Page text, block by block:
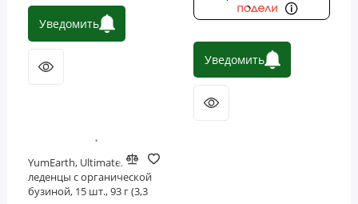
Уведомить
Уведомить
YumEarth, Ultimate,
леденцы с органической
бузиной, 15 шт., 93 г (3,3